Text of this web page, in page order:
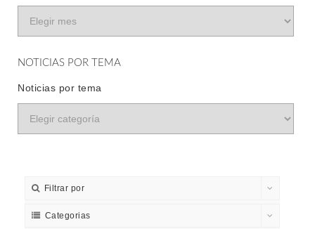
NOTICIAS POR TEMA
Noticias por tema
Filtrar por
Categorias